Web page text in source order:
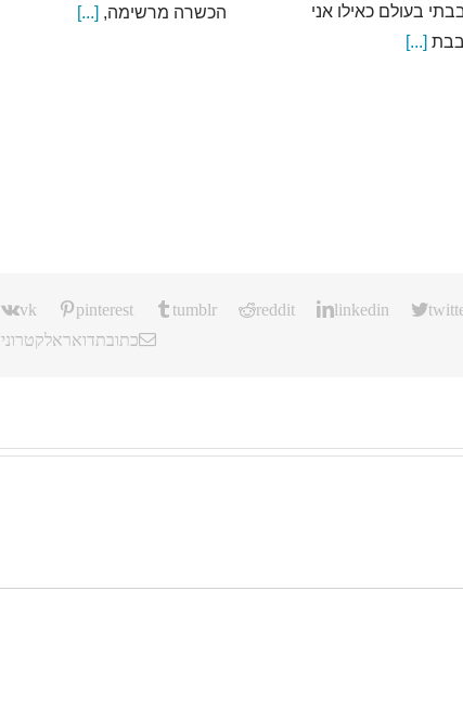
בעולם כאילו אני
[...]
הכשרה מרשימה, [...]
linkedin
reddit
tumblr
pinterest
vk
כתובת דואר אלקטרוני